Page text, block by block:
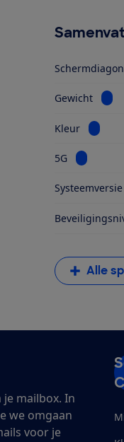
Gewicht
Kleur Bekijk
5G Bekijk
Alle
mailbox. In
we omgaan
voor je